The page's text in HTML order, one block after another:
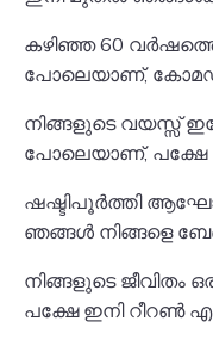
കഴിഞ്ഞ 60
പോലെയാണ്,
നിങ്ങളുടെ വയസ്സ്
പോലെയാണ്,
ഷഷ്ടിപൂർത്തി
ഞങ്ങൾ നിങ്ങളെ
നിങ്ങളുടെ
പക്ഷേ ഇനി റീറൺ